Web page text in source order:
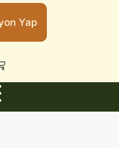
Yap